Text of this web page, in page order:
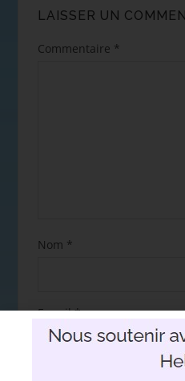
LAISSER UN
Commentaire *
Nom *
E-mail*